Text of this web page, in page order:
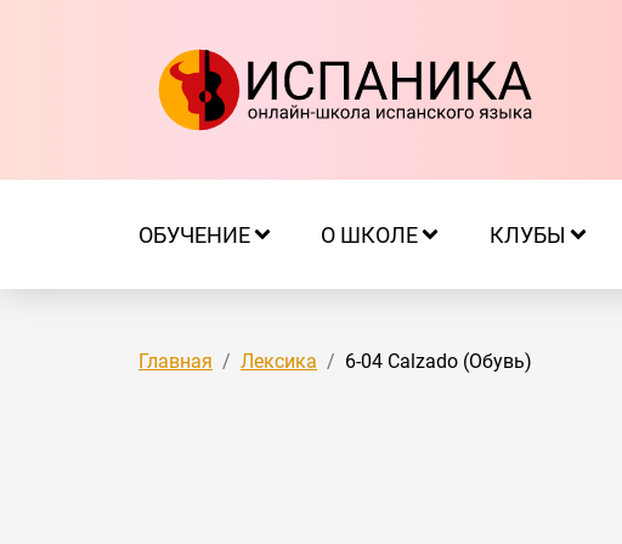
ОБУЧЕНИЕ О ШКОЛЕ КЛУБЫ
Главная Лексика 6-04 Calzado (Обувь)